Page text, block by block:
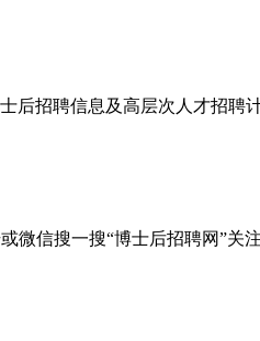
后招聘信息及高层次人才招聘计
微信搜一搜“博士后招聘网”关注